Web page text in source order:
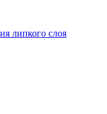
липкого слоя